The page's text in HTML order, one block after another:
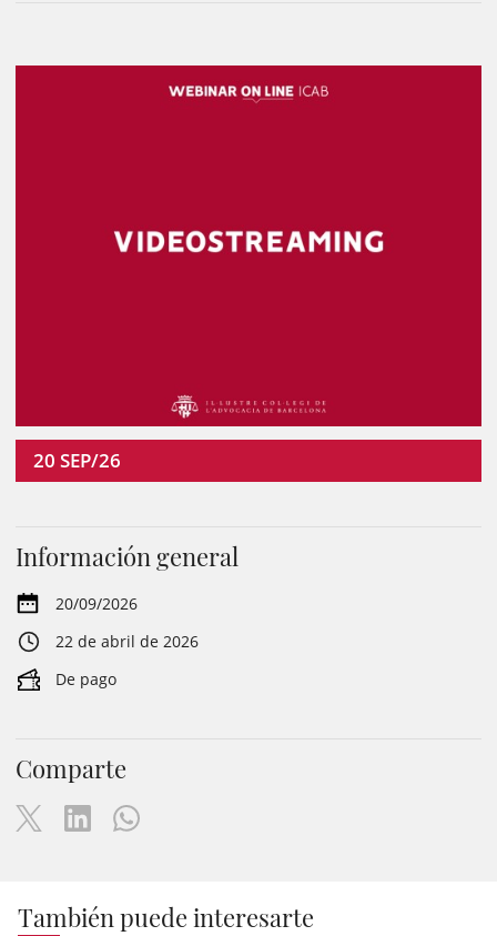
20 SEP/26
Información general
20/09/2026
22 de abril de 2026
De pago
Comparte
También puede interesarte